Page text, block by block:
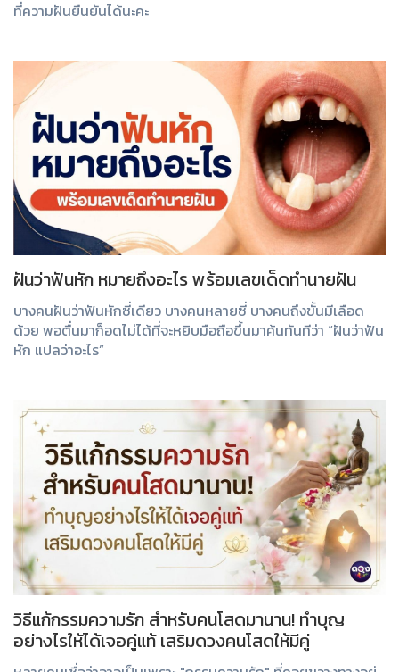
ที่ความฝันยืนยันได้นะคะ
ฝันว่าฟันหัก หมายถึงอะไร พร้อมเลขเด็ดทำนายฝัน
บางคนฝันว่าฟันหักซี่เดียว บางคนหลายซี่ บางคนถึงขั้นมีเลือด
ด้วย พอตื่นมาก็อดไม่ได้ที่จะหยิบมือถือขึ้นมาค้นทันทีว่า “ฝันว่าฟัน
หัก แปลว่าอะไร”
วิธีแก้กรรมความรัก สำหรับคนโสดมานาน! ทำบุญ
อย่างไรให้ได้เจอคู่แท้ เสริมดวงคนโสดให้มีคู่